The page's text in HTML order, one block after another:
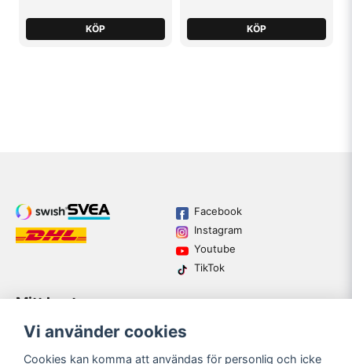
KÖP KÖP
Facebook
Instagram
Youtube
TikTok
Mitt konto
Logga in
Glömt lösenord?
Kundtjänst
Guider
Vi använder cookies
Cookies kan komma att användas för personlig och icke